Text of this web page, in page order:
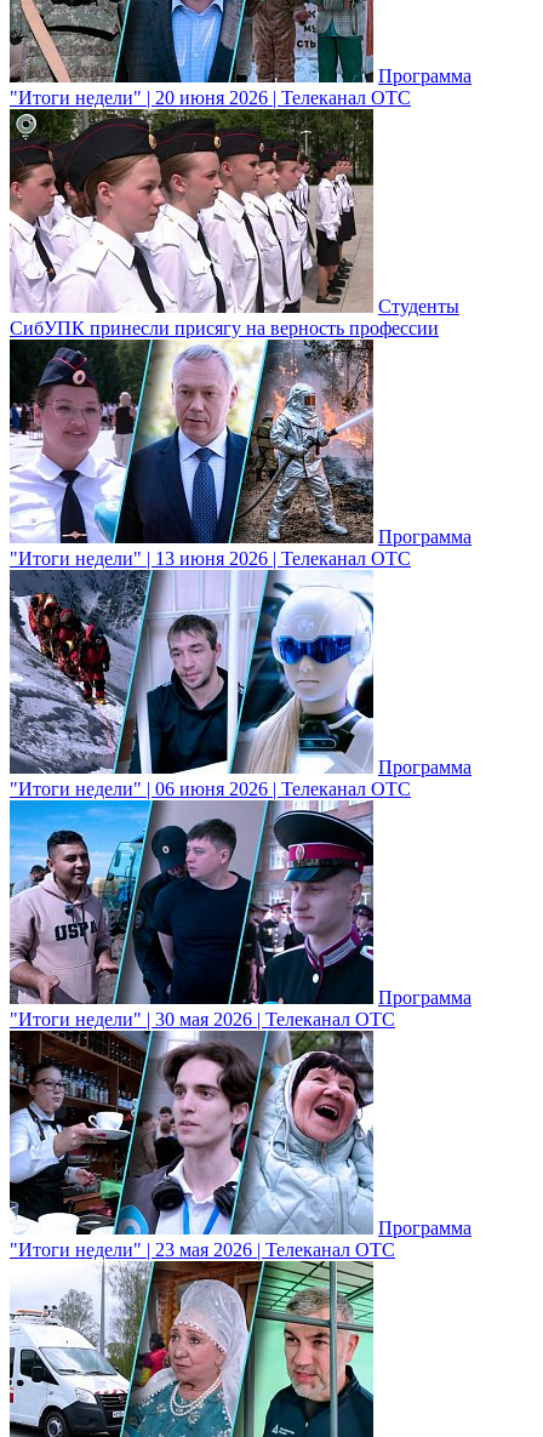
Программа
"Итоги недели" | 20 июня 2026 | Телеканал ОТС
Студенты
СибУПК принесли присягу на верность профессии
Программа
"Итоги недели" | 13 июня 2026 | Телеканал ОТС
Программа
"Итоги недели" | 06 июня 2026 | Телеканал ОТС
Программа
"Итоги недели" | 30 мая 2026 | Телеканал ОТС
Программа
"Итоги недели" | 23 мая 2026 | Телеканал ОТС